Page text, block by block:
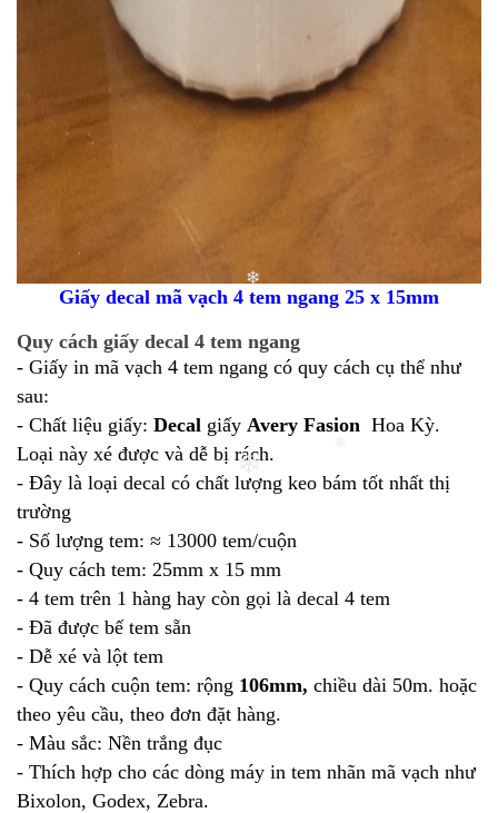
Giấy decal mã vạch 4 tem ngang 25 x 15mm
Quy cách giấy decal 4 tem ngang
- Giấy in mã vạch 4 tem ngang có quy cách cụ thể như
sau:
- Chất liệu giấy: Decal giấy Avery Fasion Hoa Kỳ.
Loại này xé được và dễ bị rách.
- Đây là loại decal có chất lượng keo bám tốt nhất thị
trường
- Số lượng tem: ≈ 13000 tem/cuộn
- Quy cách tem: 25mm x 15 mm
- 4 tem trên 1 hàng hay còn gọi là decal 4 tem
- Đã được bế tem sẵn
- Dễ xé và lột tem
- Quy cách cuộn tem: rộng 106mm, chiều dài 50m. hoặc
theo yêu cầu, theo đơn đặt hàng.
- Màu sắc: Nền trắng đục
- Thích hợp cho các dòng máy in tem nhãn mã vạch như
Bixolon, Godex, Zebra.